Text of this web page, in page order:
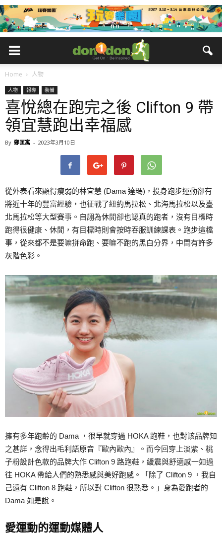
Home 人物
人物 報導 裝備
喜悅總在跑完之後 Clifton 9 帶
領宜慧跑出幸福感
By 鄭匡寓 - 2023年3月10日
從外表看來顯得瘦弱的林宜慧 (Dama 達瑪)，投身跑步運動卻有
將近十年的豐富經驗，也征戰了紐約馬拉松、北海馬拉松以及臺
北馬拉松等大型賽事。自詡為休閒卻也認真的跑者，沒有目標時
跑得很健康、休閒，有目標時則會按時吞服訓練課表。跑步這檔
事，從來都不是要嘛拼命跑、要嘛不跑的黑白分界，中間有許多
灰階色彩。
擁有多年跑齡的 Dama ，很早就穿過 HOKA 跑鞋，也對該品牌知
之甚詳，念得出毛利語原音『歐內歐內』。而今回穿上淡紫、桃
子粉設計色款的品牌大作 Clifton 9 路跑鞋，緩震與舒適感一如過
往 HOKA 帶給人們的熟悉感與美好跑感。「除了 Clifton 9 ，我自
己還有 Clifton 8 跑鞋，所以對 Clifton 很熟悉。」身為愛跑者的
Dama 如是說。
愛運動的運動媒體人